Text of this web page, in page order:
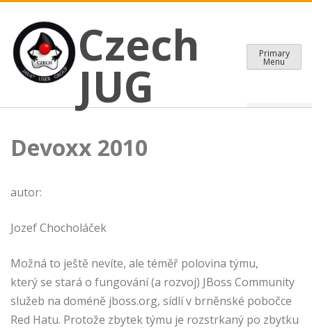
content
Czech JUG
CZECH JAVA USER GROUP
Czech
JUG
Primary
Menu
Devoxx 2010
autor:
Jozef Chocholáček
Možná to ještě nevíte, ale téměř polovina týmu,
který se stará o fungování (a rozvoj) JBoss Community
služeb na doméně jboss.org, sídlí v brněnské pobočce
Red Hatu. Protože zbytek týmu je rozstrkaný po zbytku